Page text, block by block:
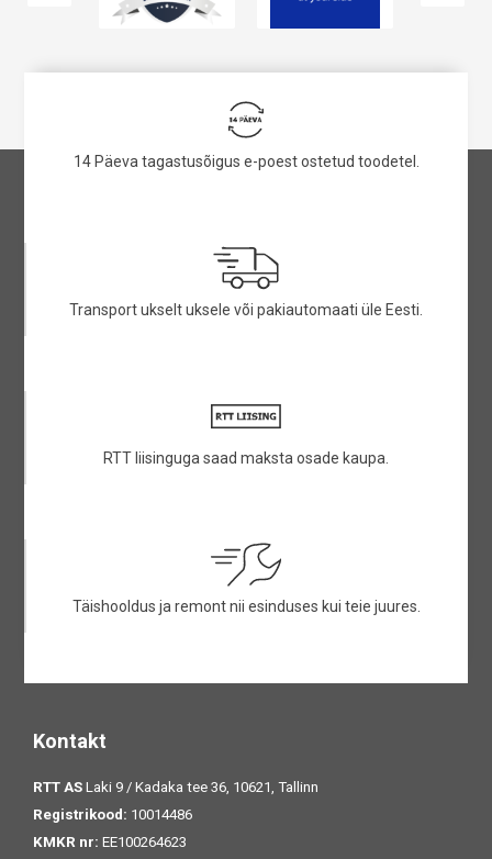
14 Päeva tagastusõigus e-poest ostetud toodetel.
Transport ukselt uksele või pakiautomaati üle Eesti.
RTT liisinguga saad maksta osade kaupa.
Täishooldus ja remont nii esinduses kui teie juures.
Kontakt
RTT AS Laki 9 / Kadaka tee 36, 10621, Tallinn
Registrikood: 10014486
KMKR nr: EE100264623